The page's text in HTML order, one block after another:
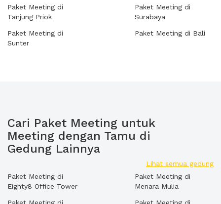
Paket Meeting di
Tanjung Priok
Paket Meeting di
Sunter
Paket Meeting di
Surabaya
Paket Meeting di Bali
Cari Paket Meeting untuk
Meeting dengan Tamu di
Gedung Lainnya
Lihat semua gedung
Paket Meeting di
Eighty8 Office Tower
Paket Meeting di
Menara Mulia